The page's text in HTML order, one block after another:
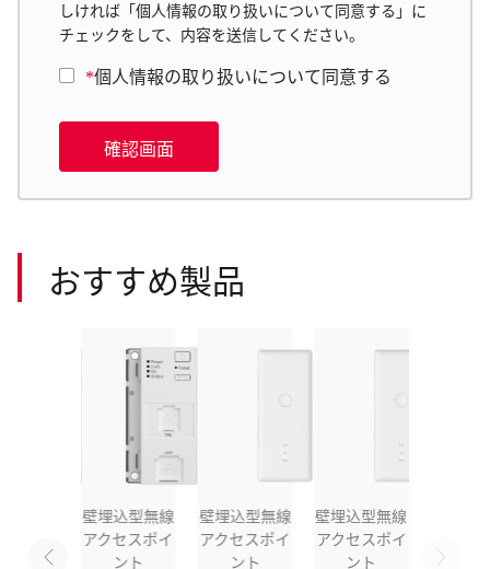
しければ「個人情報の取り扱いについて同意する」に
チェックをして、内容を送信してください。
*個人情報の取り扱いについて同意する
確認画面
おすすめ製品
壁埋込型無線
アクセスポイ
ント
壁埋込型無線
アクセスポイ
ント
壁埋込型無線
アクセスポイ
ント